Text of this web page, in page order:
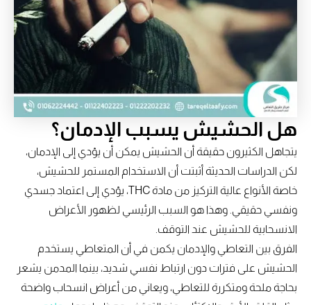
هل الحشيش يسبب الإدمان؟
يتجاهل الكثيرون حقيقة أن الحشيش يمكن أن يؤدي إلى الإدمان،
لكن الدراسات الحديثة أثبتت أن الاستخدام المستمر للحشيش،
خاصة الأنواع عالية التركيز من مادة THC، يؤدي إلى اعتماد جسدي
ونفسي حقيقي. وهذا هو السبب الرئيسي لظهور الأعراض
الانسحابية للحشيش عند التوقف.
الفرق بين التعاطي والإدمان يكمن في أن المتعاطي يستخدم
الحشيش على فترات دون ارتباط نفسي شديد، بينما المدمن يشعر
بحاجة ملحة ومتكررة للتعاطي، ويعاني من أعراض انسحاب واضحة